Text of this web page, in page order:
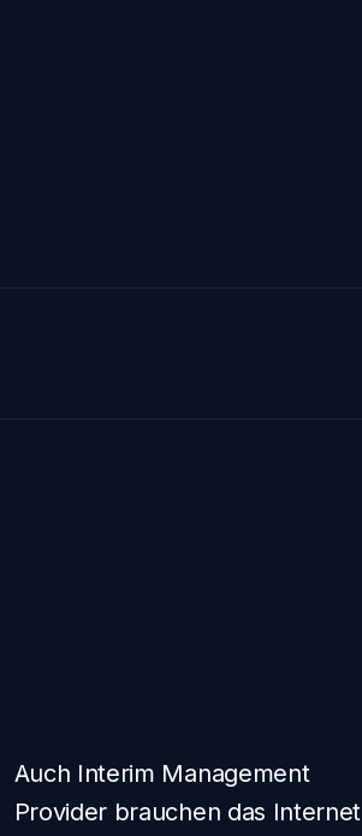
Auch Interim Management
Provider brauchen das Internet